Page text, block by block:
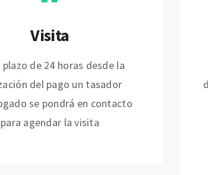
Visita
plazo de 24 horas desde la
del pago un tasador
se pondrá en contacto
para agendar la visita